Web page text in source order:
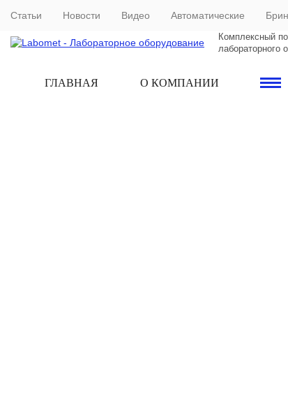
Статьи Новости Видео Автоматические
Комплексный
лабораторного
ГЛАВНАЯ О КОМПАНИИ